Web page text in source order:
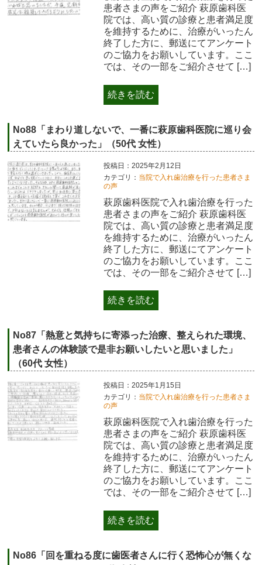
患者さまの声をご紹介 萩原歯科医
院では、高い質の診療と患者満足度
を維持するために、治療がいったん
終了した方に、郵送にてアンケート
のご協力をお願いしています。ここ
では、その一部をご紹介させて […]
続きを読む
No88「まわり道しないで、一番に萩原歯科医院に巡り会
えていたら良かった」（50代 女性）
投稿日：2025年2月12日
カテゴリ： 当院で入れ歯治療を行った患者さま
の声
萩原歯科医院で入れ歯治療を行った
患者さまの声をご紹介 萩原歯科医
院では、高い質の診療と患者満足度
を維持するために、治療がいったん
終了した方に、郵送にてアンケート
のご協力をお願いしています。ここ
では、その一部をご紹介させて […]
続きを読む
No87「熱意と気持ちに寄添った治療、整えられた環境、
患者さんの体験談で是非お願いしたいと思いました」
（60代 女性）
投稿日：2025年1月15日
カテゴリ： 当院で入れ歯治療を行った患者さま
の声
萩原歯科医院で入れ歯治療を行った
患者さまの声をご紹介 萩原歯科医
院では、高い質の診療と患者満足度
を維持するために、治療がいったん
終了した方に、郵送にてアンケート
のご協力をお願いしています。ここ
では、その一部をご紹介させて […]
続きを読む
No86「回を重ねる度に歯医者さんに行く恐怖心が無くな